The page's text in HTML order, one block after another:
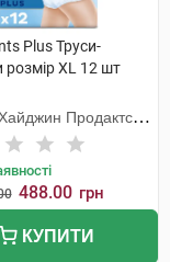
Plus Труси-
розмір XL 12 шт
Продактс
488.00 грн
КУПИТИ